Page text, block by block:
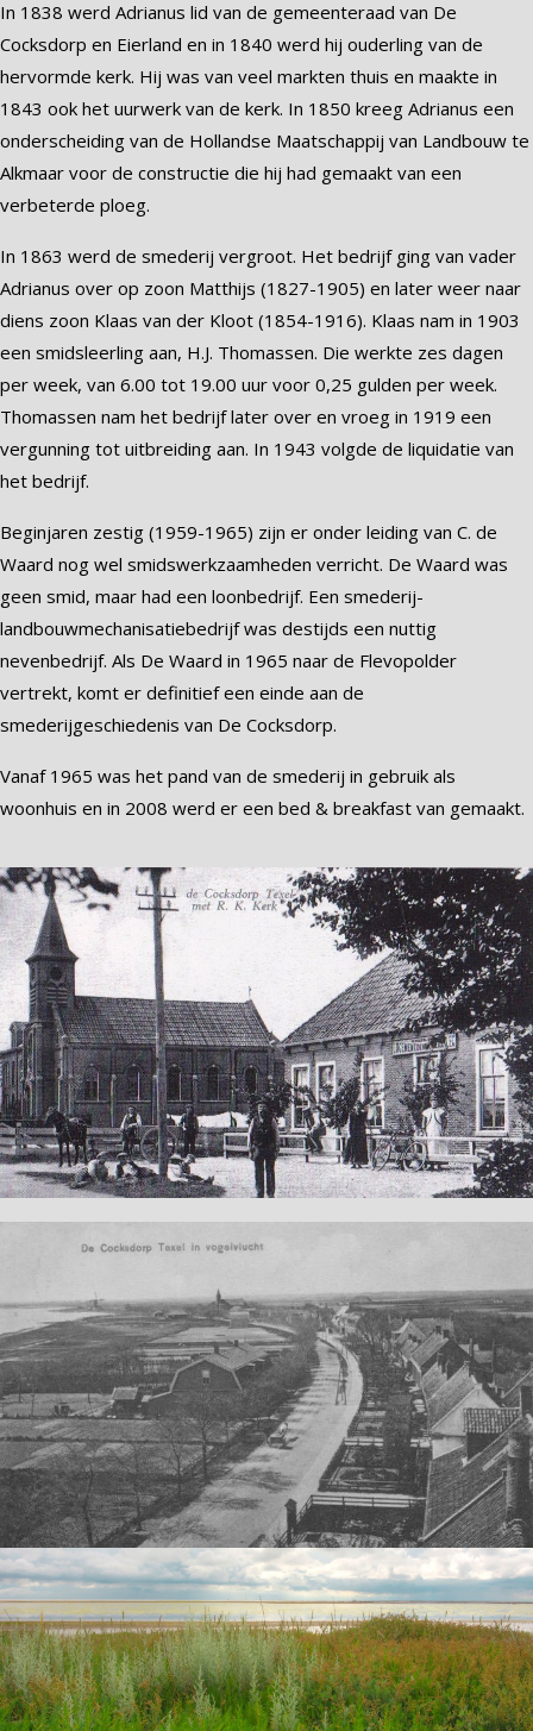
In 1838 werd Adrianus lid van de gemeenteraad van De
Cocksdorp en Eierland en in 1840 werd hij ouderling van de
hervormde kerk. Hij was van veel markten thuis en maakte in
1843 ook het uurwerk van de kerk. In 1850 kreeg Adrianus een
onderscheiding van de Hollandse Maatschappij van Landbouw te
Alkmaar voor de constructie die hij had gemaakt van een
verbeterde ploeg.
In 1863 werd de smederij vergroot. Het bedrijf ging van vader
Adrianus over op zoon Matthijs (1827-1905) en later weer naar
diens zoon Klaas van der Kloot (1854-1916). Klaas nam in 1903
een smidsleerling aan, H.J. Thomassen. Die werkte zes dagen
per week, van 6.00 tot 19.00 uur voor 0,25 gulden per week.
Thomassen nam het bedrijf later over en vroeg in 1919 een
vergunning tot uitbreiding aan. In 1943 volgde de liquidatie van
het bedrijf.
Beginjaren zestig (1959-1965) zijn er onder leiding van C. de
Waard nog wel smidswerkzaamheden verricht. De Waard was
geen smid, maar had een loonbedrijf. Een smederij-
landbouwmechanisatiebedrijf was destijds een nuttig
nevenbedrijf. Als De Waard in 1965 naar de Flevopolder
vertrekt, komt er definitief een einde aan de
smederijgeschiedenis van De Cocksdorp.
Vanaf 1965 was het pand van de smederij in gebruik als
woonhuis en in 2008 werd er een bed & breakfast van gemaakt.